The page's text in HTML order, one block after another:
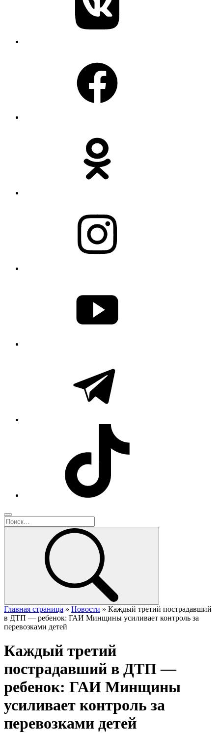
Главная страница » Новости » Каждый третий пострадавший
в ДТП — ребенок: ГАИ Минщины усиливает контроль за
перевозками детей
Каждый третий
пострадавший в ДТП —
ребенок: ГАИ Минщины
усиливает контроль за
перевозками детей